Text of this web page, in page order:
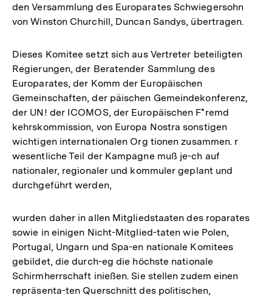
den Versammlung des Europarates Schwiegersohn
von Winston Churchill, Duncan Sandys, übertragen.
Dieses Komitee setzt sich aus Vertreter beteiligten
Regierungen, der Beratender Sammlung des
Europarates, der Komm der Europäischen
Gemeinschaften, der päischen Gemeindekonferenz,
der UN! der ICOMOS, der Europäischen F*remd
kehrskommission, von Europa Nostra sonstigen
wichtigen internationalen Org tionen zusammen. r
wesentliche Teil der Kampagne muß je-ch auf
nationaler, regionaler und kommuler geplant und
durchgeführt werden,
wurden daher in allen Mitgliedstaaten des roparates
sowie in einigen Nicht-Mitglied-taten wie Polen,
Portugal, Ungarn und Spa-en nationale Komitees
gebildet, die durch-eg die höchste nationale
Schirmherrschaft inießen. Sie stellen zudem einen
repräsenta-ten Querschnitt des politischen,